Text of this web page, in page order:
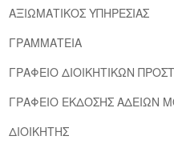
ΑΞΙΩΜΑΤΙΚΟΣ ΥΠΗΡΕΣΙΑΣ
ΓΡΑΜΜΑΤΕΙΑ
ΓΡΑΦΕΙΟ ΔΙΟΙΚΗΤΙΚΩΝ
ΓΡΑΦΕΙΟ ΕΚΔΟΣΗΣ ΑΔΕΙΩΝ
ΔΙΟΙΚΗΤΗΣ